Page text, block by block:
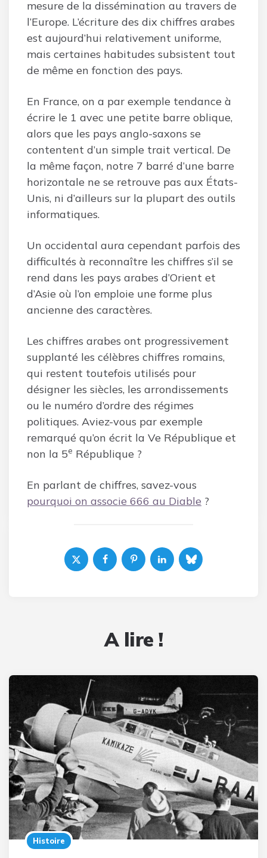
mesure de la dissémination au travers de
l’Europe. L’écriture des dix chiffres arabes
est aujourd’hui relativement uniforme,
mais certaines habitudes subsistent tout
de même en fonction des pays.
En France, on a par exemple tendance à
écrire le 1 avec une petite barre oblique,
alors que les pays anglo-saxons se
contentent d’un simple trait vertical. De
la même façon, notre 7 barré d’une barre
horizontale ne se retrouve pas aux États-
Unis, ni d’ailleurs sur la plupart des outils
informatiques.
Un occidental aura cependant parfois des
difficultés à reconnaître les chiffres s’il se
rend dans les pays arabes d’Orient et
d’Asie où l’on emploie une forme plus
ancienne des caractères.
Les chiffres arabes ont progressivement
supplanté les célèbres chiffres romains,
qui restent toutefois utilisés pour
désigner les siècles, les arrondissements
ou le numéro d’ordre des régimes
politiques. Aviez-vous par exemple
remarqué qu’on écrit la Ve République et
non la 5e République ?
En parlant de chiffres, savez-vous
pourquoi on associe 666 au Diable ?
A lire !
Histoire